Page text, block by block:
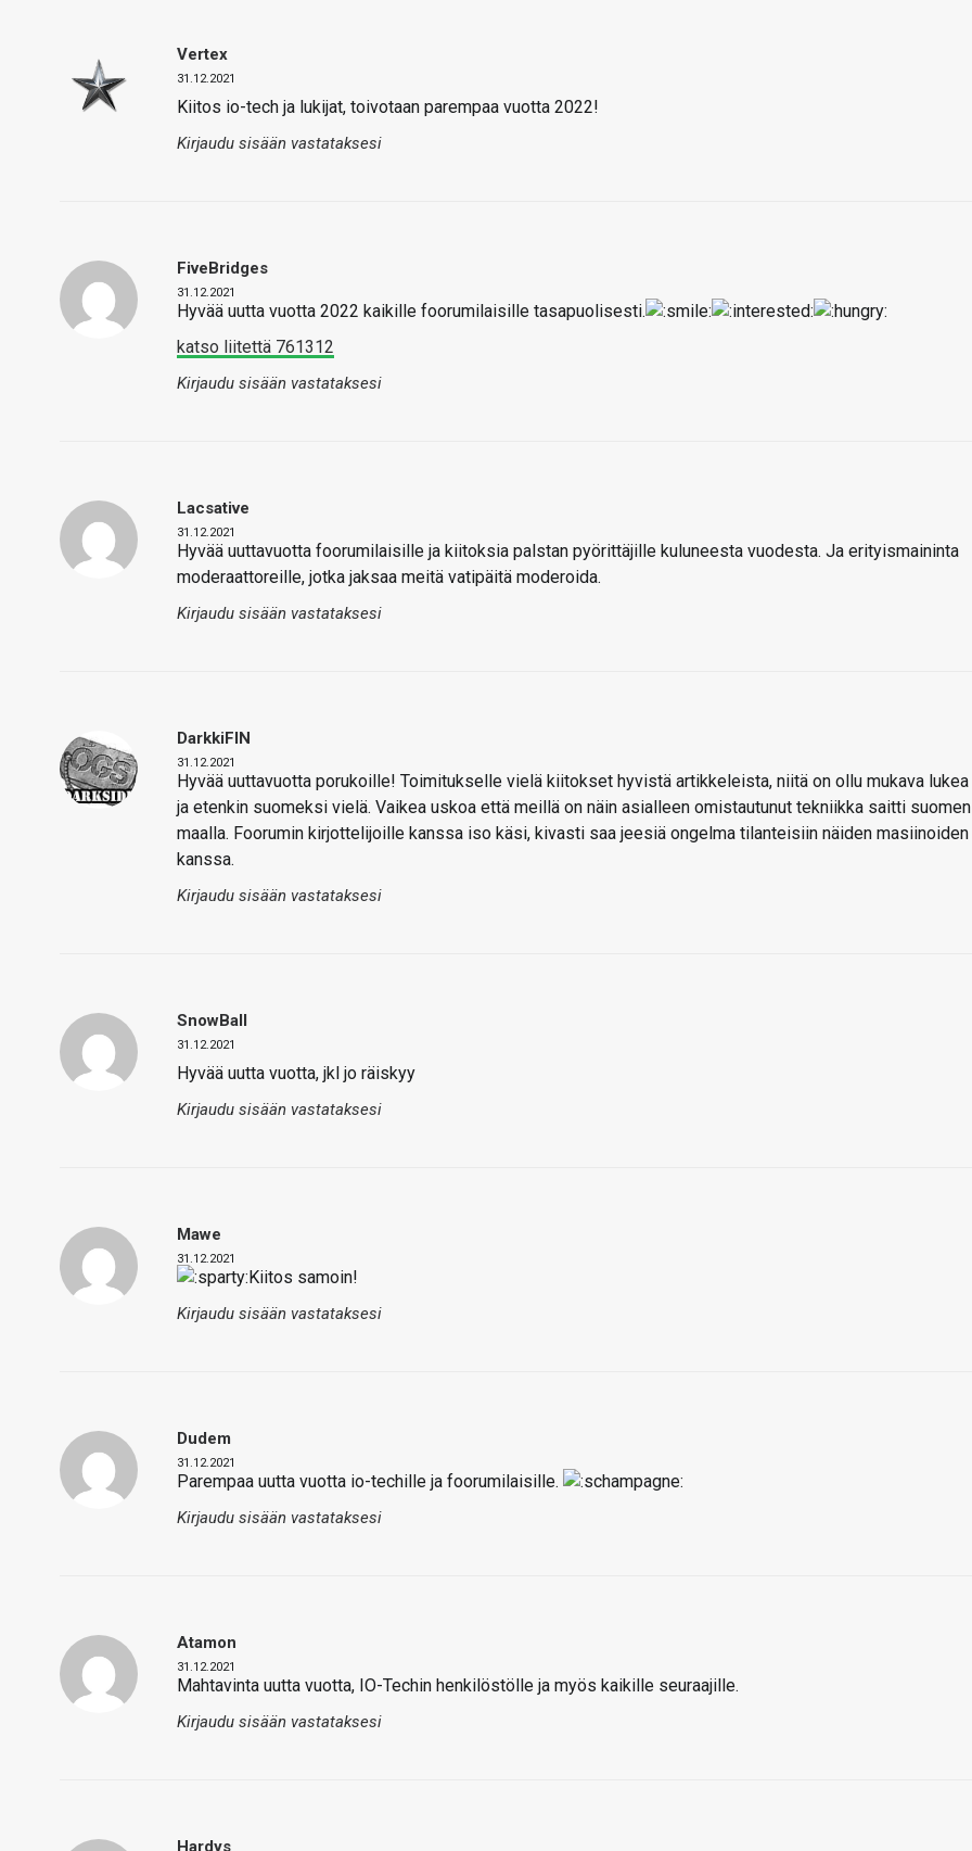
Vertex
31.12.2021
Kiitos io-tech ja lukijat, toivotaan parempaa vuotta 2022!
Kirjaudu sisään vastataksesi
FiveBridges
31.12.2021
Hyvää uutta vuotta 2022 kaikille foorumilaisille tasapuolisesti.
katso liitettä 761312
Kirjaudu sisään vastataksesi
Lacsative
31.12.2021
Hyvää uuttavuotta foorumilaisille ja kiitoksia palstan pyörittäjille kuluneesta vuodesta. Ja erityismaininta
moderaattoreille, jotka jaksaa meitä vatipäitä moderoida.
Kirjaudu sisään vastataksesi
DarkkiFIN
31.12.2021
Hyvää uuttavuotta porukoille! Toimitukselle vielä kiitokset hyvistä artikkeleista, niitä on ollu mukava lukea
ja etenkin suomeksi vielä. Vaikea uskoa että meillä on näin asialleen omistautunut tekniikka saitti suomen
maalla. Foorumin kirjottelijoille kanssa iso käsi, kivasti saa jeesiä ongelma tilanteisiin näiden masiinoiden
kanssa.
Kirjaudu sisään vastataksesi
SnowBall
31.12.2021
Hyvää uutta vuotta, jkl jo räiskyy
Kirjaudu sisään vastataksesi
Mawe
31.12.2021
Kiitos samoin!
Kirjaudu sisään vastataksesi
Dudem
31.12.2021
Parempaa uutta vuotta io-techille ja foorumilaisille.
Kirjaudu sisään vastataksesi
Atamon
31.12.2021
Mahtavinta uutta vuotta, IO-Techin henkilöstölle ja myös kaikille seuraajille.
Kirjaudu sisään vastataksesi
Hardys